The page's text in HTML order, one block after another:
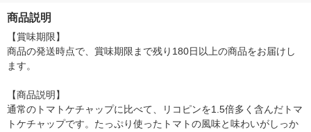
商品説明
【賞味期限】
商品の発送時点で、賞味期限まで残り180日以上の商品をお届けし
ます。
【商品説明】
通常のトマトケチャップに比べて、リコピンを1.5倍多く含んだトマ
トケチャップです。たっぷり使ったトマトの風味と味わいがしっか